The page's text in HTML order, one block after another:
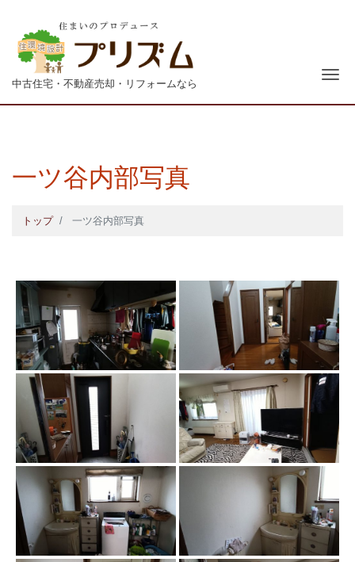
中古住宅・不動産売却・リフォームなら ナ
一ツ谷内部写真
トップ 一ツ谷内部写真